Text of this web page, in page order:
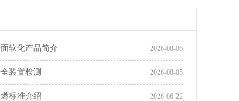
2026-08-06
软化产品简介
2026-08-05
装置检测
2026-06-22
标准介绍